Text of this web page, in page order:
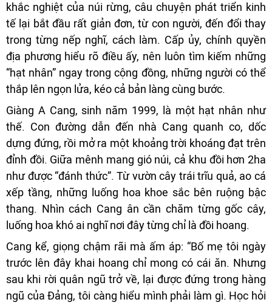
khắc nghiệt của núi rừng, câu chuyện phát triển kinh
tế lại bắt đầu rất giản đơn, từ con người, đến đổi thay
trong từng nếp nghĩ, cách làm. Cấp ủy, chính quyền
địa phương hiểu rõ điều ấy, nên luôn tìm kiếm những
“hạt nhân” ngay trong cộng đồng, những người có thể
thắp lên ngọn lửa, kéo cả bản làng cùng bước.
Giàng A Cang, sinh năm 1999, là một hạt nhân như
thế. Con đường dẫn đến nhà Cang quanh co, dốc
dựng đứng, rồi mở ra một khoảng trời khoáng đạt trên
đỉnh đồi. Giữa mênh mang gió núi, cả khu đồi hơn 2ha
như được “đánh thức”. Từ vườn cây trái trĩu quả, ao cá
xếp tầng, những luống hoa khoe sắc bên ruộng bậc
thang. Nhìn cách Cang ân cần chăm từng gốc cây,
luống hoa khó ai nghĩ nơi đây từng chỉ là đồi hoang.
Cang kể, giọng chậm rãi mà ấm áp: “Bố mẹ tôi ngày
trước lên đây khai hoang chỉ mong có cái ăn. Nhưng
sau khi rời quân ngũ trở về, lại được đứng trong hàng
ngũ của Đảng, tôi càng hiểu mình phải làm gì. Học hỏi